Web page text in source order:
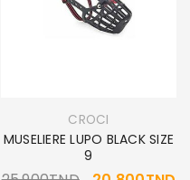
CROCI
MUSELIERE LUPO BLACK SIZE
9